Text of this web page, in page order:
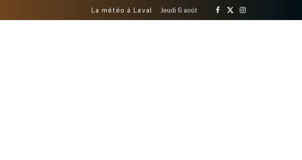
La météo à Laval Jeudi 6 août
Facebook
X
Instagram